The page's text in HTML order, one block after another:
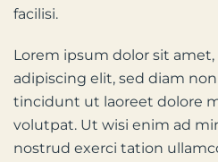
facilisi.
Lorem ipsum dolor sit
adipiscing elit, sed diam
tincidunt ut laoreet dolore
volutpat. Ut wisi enim ad
nostrud exerci tation